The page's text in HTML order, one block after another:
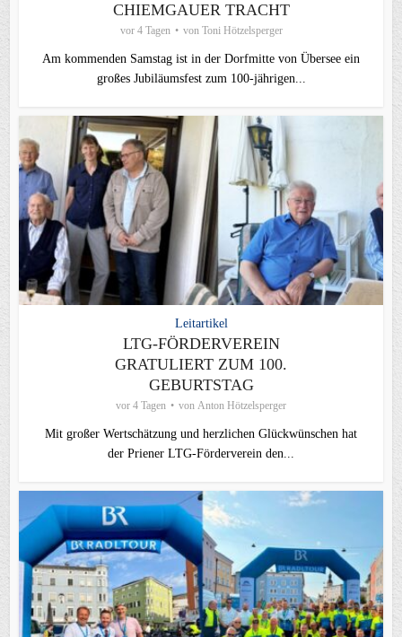
CHIEMGAUER TRACHT
vor 4 Tagen von Toni Hötzelsperger
Am kommenden Samstag ist in der Dorfmitte von Übersee ein
großes Jubiläumsfest zum 100-jährigen...
Leitartikel
LTG-FÖRDERVEREIN
GRATULIERT ZUM 100.
GEBURTSTAG
vor 4 Tagen von Anton Hötzelsperger
Mit großer Wertschätzung und herzlichen Glückwünschen hat
der Priener LTG‑Förderverein den...